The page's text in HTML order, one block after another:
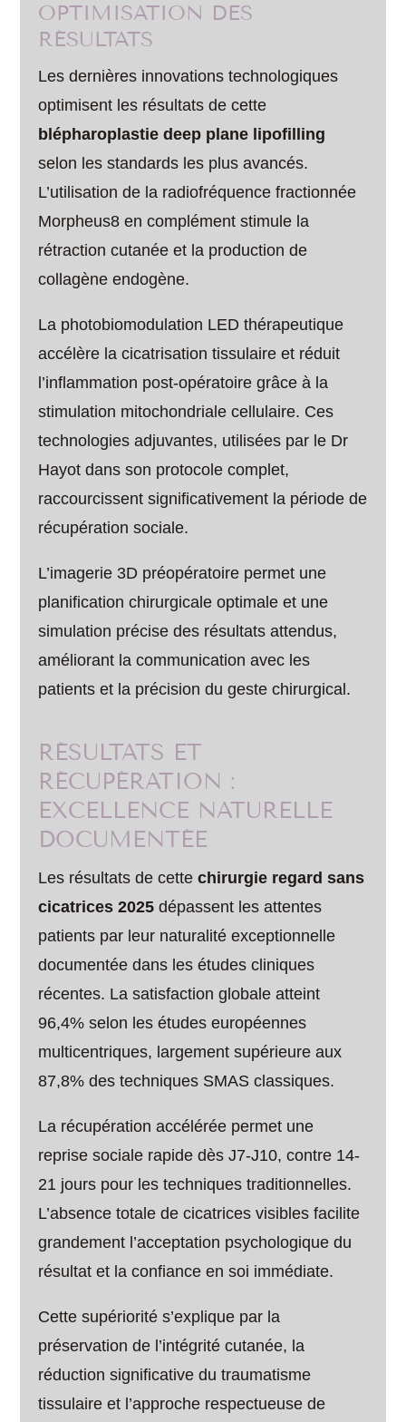
OPTIMISATION DES
RÉSULTATS
Les dernières innovations technologiques
optimisent les résultats de cette
blépharoplastie deep plane lipofilling
selon les standards les plus avancés.
L’utilisation de la radiofréquence fractionnée
Morpheus8 en complément stimule la
rétraction cutanée et la production de
collagène endogène.
La photobiomodulation LED thérapeutique
accélère la cicatrisation tissulaire et réduit
l’inflammation post-opératoire grâce à la
stimulation mitochondriale cellulaire. Ces
technologies adjuvantes, utilisées par le Dr
Hayot dans son protocole complet,
raccourcissent significativement la période de
récupération sociale.
L’imagerie 3D préopératoire permet une
planification chirurgicale optimale et une
simulation précise des résultats attendus,
améliorant la communication avec les
patients et la précision du geste chirurgical.
RÉSULTATS ET
RÉCUPÉRATION :
EXCELLENCE NATURELLE
DOCUMENTÉE
Les résultats de cettechirurgie regard sans
cicatrices 2025 dépassent les attentes
patients par leur naturalité exceptionnelle
documentée dans les études cliniques
récentes. La satisfaction globale atteint
96,4% selon les études européennes
multicentriques, largement supérieure aux
87,8% des techniques SMAS classiques.
La récupération accélérée permet une
reprise sociale rapide dès J7-J10, contre 14-
21 jours pour les techniques traditionnelles.
L’absence totale de cicatrices visibles facilite
grandement l’acceptation psychologique du
résultat et la confiance en soi immédiate.
Cette supériorité s’explique par la
préservation de l’intégrité cutanée, la
réduction significative du traumatisme
tissulaire et l’approche respectueuse de